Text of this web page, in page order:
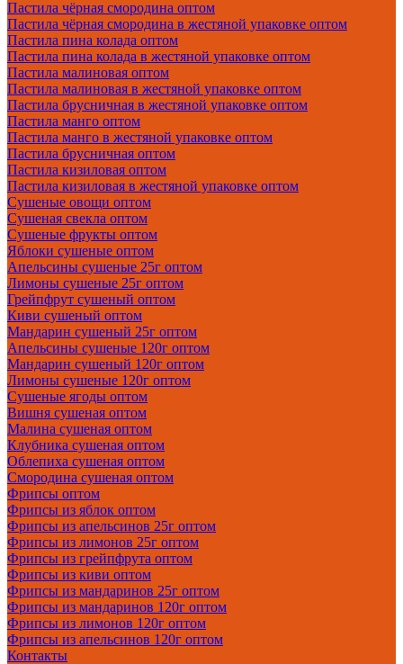
Пастила чёрная смородина оптом
Пастила чёрная смородина в жестяной упаковке оптом
Пастила пина колада оптом
Пастила пина колада в жестяной упаковке оптом
Пастила малиновая оптом
Пастила малиновая в жестяной упаковке оптом
Пастила брусничная в жестяной упаковке оптом
Пастила манго оптом
Пастила манго в жестяной упаковке оптом
Пастила брусничная оптом
Пастила кизиловая оптом
Пастила кизиловая в жестяной упаковке оптом
Сушеные овощи оптом
Сушеная свекла оптом
Сушеные фрукты оптом
Яблоки сушеные оптом
Апельсины сушеные 25г оптом
Лимоны сушеные 25г оптом
Грейпфрут сушеный оптом
Киви сушеный оптом
Мандарин сушеный 25г оптом
Апельсины сушеные 120г оптом
Мандарин сушеный 120г оптом
Лимоны сушеные 120г оптом
Сушеные ягоды оптом
Вишня сушеная оптом
Малина сушеная оптом
Клубника сушеная оптом
Облепиха сушеная оптом
Смородина сушеная оптом
Фрипсы оптом
Фрипсы из яблок оптом
Фрипсы из апельсинов 25г оптом
Фрипсы из лимонов 25г оптом
Фрипсы из грейпфрута оптом
Фрипсы из киви оптом
Фрипсы из мандаринов 25г оптом
Фрипсы из мандаринов 120г оптом
Фрипсы из лимонов 120г оптом
Фрипсы из апельсинов 120г оптом
Контакты